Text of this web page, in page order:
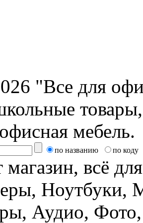
"Все для
мебель.
по названию по коду
магазин, всё
Ноутбуки,
Аудио,